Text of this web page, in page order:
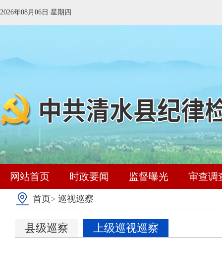
2026年08月06日 星期四
网站首页 时政要闻 监督曝光 审查调
首页> 巡视巡察
县级巡察 上级巡视巡察